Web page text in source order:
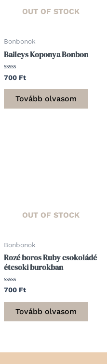
OUT OF STOCK
Bonbonok
Baileys Koponya Bonbon
Értékelés:
/
700 Ft
Tovább olvasom
OUT OF STOCK
Bonbonok
Rozé boros Ruby csokoládé
étcsoki burokban
Értékelés:
/
700 Ft
Tovább olvasom